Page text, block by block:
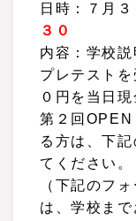
日時：７月
３０
内容：学校説
プレテスト
０円を当日
第２回
る方は、下
てください。
（下記のフ
は、学校まで